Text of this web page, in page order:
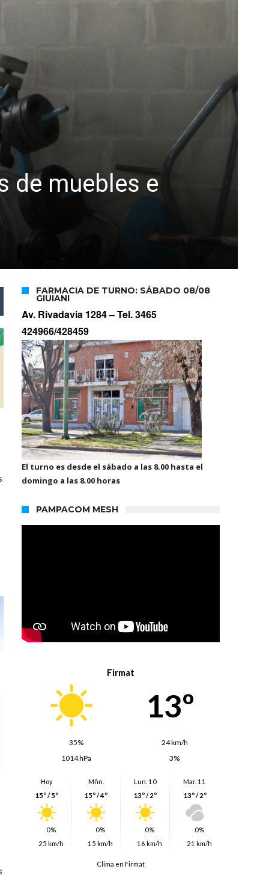
de muebles e
FARMACIA DE TURNO: SÁBADO 08/08
GIUIANI
Av. Rivadavia 1284 –Tel. 3465
424966/428459
El turno es desde el sábado a las 8.00 hasta el
domingo a las 8.00 horas
PAMPACOM MESH
Firmat
13º
35%
24 km/h
1014 hPa
3%
Hoy
15º / 5º
0%
25 km/h
Mñn.
15º / 4º
0%
15 km/h
Lun. 10
13º / 2º
0%
16 km/h
Mar. 11
13º / 2º
0%
21 km/h
Clima en Firmat